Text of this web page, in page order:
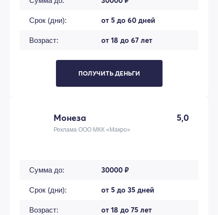
Срок (дни): от 5 до 60 дней
Возраст: от 18 до 67 лет
ПОЛУЧИТЬ ДЕНЬГИ
Монеза 5,0
Реклама ООО МКК «Макро»
Сумма до: 30000 ₽
Срок (дни): от 5 до 35 дней
Возраст: от 18 до 75 лет